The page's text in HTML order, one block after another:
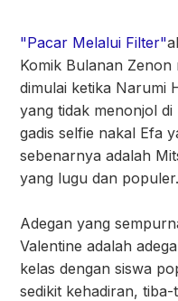
"Pacar Melalui Filter"
Komik Bulanan Zenon
dimulai ketika Narumi
yang tidak menonjol
gadis selfie nakal Efa
sebenarnya adalah
yang lugu dan populer.
Adegan yang
Valentine adalah
kelas dengan siswa
sedikit kehadiran,